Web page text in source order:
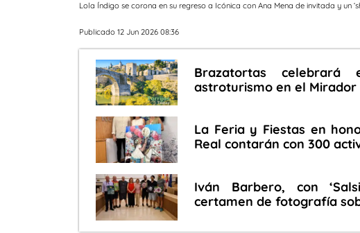
Lola Índigo se corona en su regreso a Icónica con Ana Mena de invitada y un
Publicado 12 Jun 2026 08:36
Brazatortas
astroturismo en el
La Feria y Fiestas en
Real contarán con 300
Iván Barbero, con
certamen de fotografía